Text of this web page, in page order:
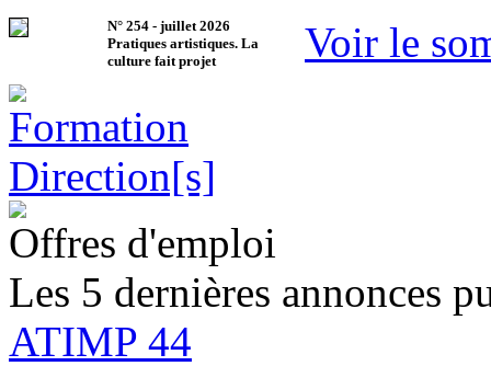
N° 254 - juillet 2026
Pratiques artistiques. La
culture fait projet
Voir le
Offres d'emploi
Les 5 dernières annonces
ATIMP 44